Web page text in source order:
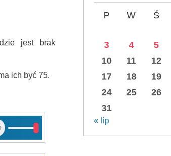
jest brak
ich być 75.
P W Ś
3
4 5
10
11 12
17
18 19
24
25 26
31
« lip